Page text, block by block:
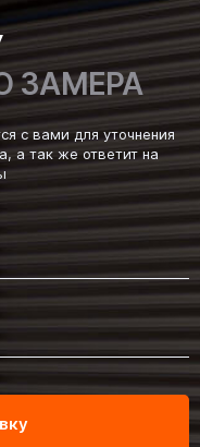
ЗАМЕРА
с вами для уточнения
а так же ответит на